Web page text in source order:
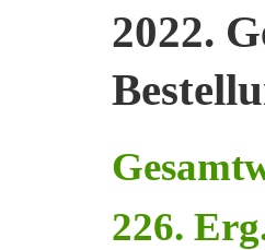
2022.
226.